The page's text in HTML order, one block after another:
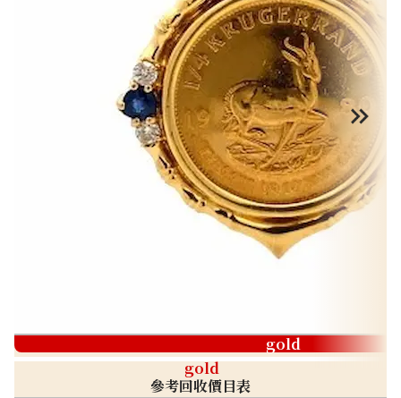
gold
gold
參考回收價目表